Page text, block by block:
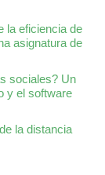
la eficiencia de
asignatura de
sociales? Un
y el software
la distancia